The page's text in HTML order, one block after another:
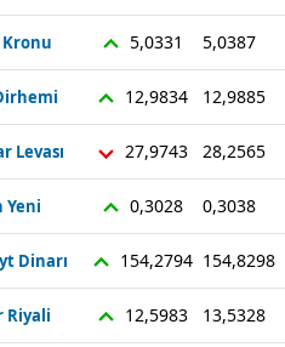
Kronu 5,0331 5,0387
12,9834 12,9885
Levası 27,9743 28,2565
Yeni 0,3028 0,3038
Dinarı 154,2794 154,8298
Riyali 12,5983 13,5328